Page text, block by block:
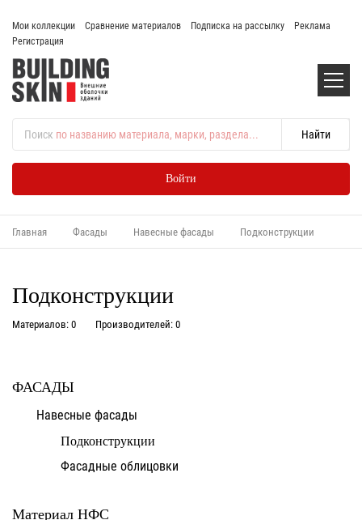
Мои коллекции Сравнение материалов Подписка на рассылку
Реклама
Регистрация
Поиск по названию материала, марки, раздела...
Войти
Главная Фасады Навесные фасады Подконструкции
Подконструкции
Материалов: 0 Производителей: 0
ФАСАДЫ
Навесные фасады
Подконструкции
Фасадные облицовки
Материал НФС